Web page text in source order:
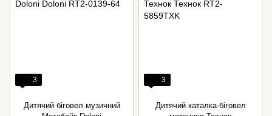
3
Дитячий біговел музичний
3
Дитячий каталка-біговел